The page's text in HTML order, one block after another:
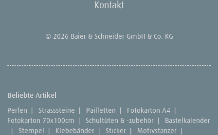
Kontakt
© 2026 Baier & Schneider GmbH & Co. KG
Beliebte Artikel
Perlen | Strasssteine | Pailletten | Fotokarton A4 |
Fotokarton 70x100cm | Schultüten & -zubehör |
Bastelkalender
|
Stempel | Klebebänder | Sticker | Motivstanzer |